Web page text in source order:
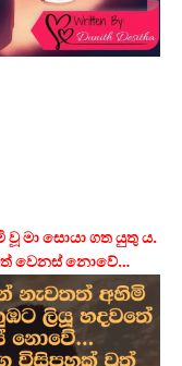
වූ මා සොයා ගත යුතු ය.
වෙනස් නොවේ…